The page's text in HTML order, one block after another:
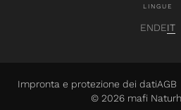
LINGUE
ENDEIT
Impronta e protezione dei datiAGB
© 2026 mafi